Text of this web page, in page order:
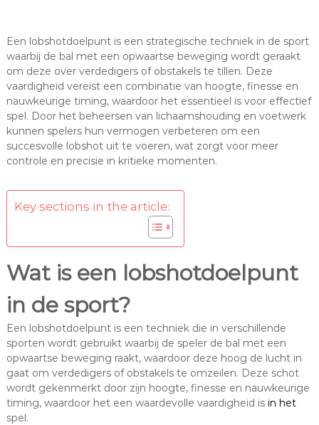
Een lobshotdoelpunt is een strategische techniek in de sport
waarbij de bal met een opwaartse beweging wordt geraakt
om deze over verdedigers of obstakels te tillen. Deze
vaardigheid vereist een combinatie van hoogte, finesse en
nauwkeurige timing, waardoor het essentieel is voor effectief
spel. Door het beheersen van lichaamshouding en voetwerk
kunnen spelers hun vermogen verbeteren om een
succesvolle lobshot uit te voeren, wat zorgt voor meer
controle en precisie in kritieke momenten.
Key sections in the article:
Wat is een lobshotdoelpunt
in de sport?
Een lobshotdoelpunt is een techniek die in verschillende
sporten wordt gebruikt waarbij de speler de bal met een
opwaartse beweging raakt, waardoor deze hoog de lucht in
gaat om verdedigers of obstakels te omzeilen. Deze schot
wordt gekenmerkt door zijn hoogte, finesse en nauwkeurige
timing, waardoor het een waardevolle vaardigheid is in het
spel.